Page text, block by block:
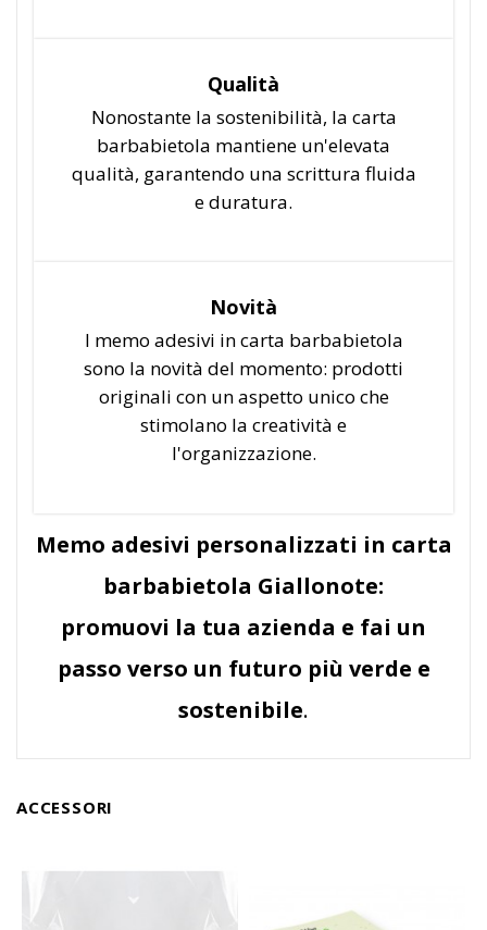
Qualità
Nonostante la sostenibilità, la carta
barbabietola mantiene un'elevata
qualità, garantendo una scrittura fluida
e duratura.
Novità
I memo adesivi in carta barbabietola
sono la novità del momento: prodotti
originali con un aspetto unico che
stimolano la creatività e
l'organizzazione.
Memo adesivi personalizzati in carta
barbabietola Giallonote:
promuovi la tua azienda e fai un
passo verso un futuro più verde e
sostenibile.
ACCESSORI